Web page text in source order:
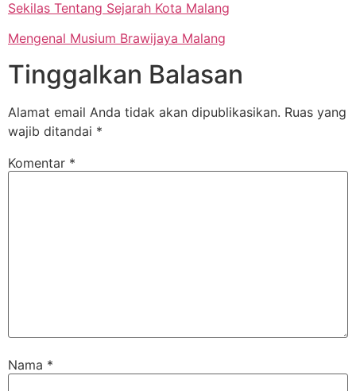
Sekilas Tentang Sejarah Kota Malang
Mengenal Musium Brawijaya Malang
Tinggalkan Balasan
Alamat email Anda tidak akan dipublikasikan. Ruas yang
wajib ditandai *
Komentar *
Nama *